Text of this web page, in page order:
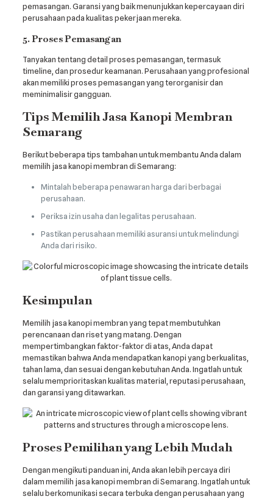
pemasangan. Garansi yang baik menunjukkan kepercayaan diri
perusahaan pada kualitas pekerjaan mereka.
5. Proses Pemasangan
Tanyakan tentang detail proses pemasangan, termasuk
timeline, dan prosedur keamanan. Perusahaan yang profesional
akan memiliki proses pemasangan yang terorganisir dan
meminimalisir gangguan.
Tips Memilih Jasa Kanopi Membran
Semarang
Berikut beberapa tips tambahan untuk membantu Anda dalam
memilih jasa kanopi membran di Semarang:
Mintalah beberapa penawaran harga dari berbagai
perusahaan.
Periksa izin usaha dan legalitas perusahaan.
Pastikan perusahaan memiliki asuransi untuk melindungi
Anda dari risiko.
Kesimpulan
Memilih jasa kanopi membran yang tepat membutuhkan
perencanaan dan riset yang matang. Dengan
mempertimbangkan faktor-faktor di atas, Anda dapat
memastikan bahwa Anda mendapatkan kanopi yang berkualitas,
tahan lama, dan sesuai dengan kebutuhan Anda. Ingatlah untuk
selalu memprioritaskan kualitas material, reputasi perusahaan,
dan garansi yang ditawarkan.
Proses Pemilihan yang Lebih Mudah
Dengan mengikuti panduan ini, Anda akan lebih percaya diri
dalam memilih jasa kanopi membran di Semarang. Ingatlah untuk
selalu berkomunikasi secara terbuka dengan perusahaan yang